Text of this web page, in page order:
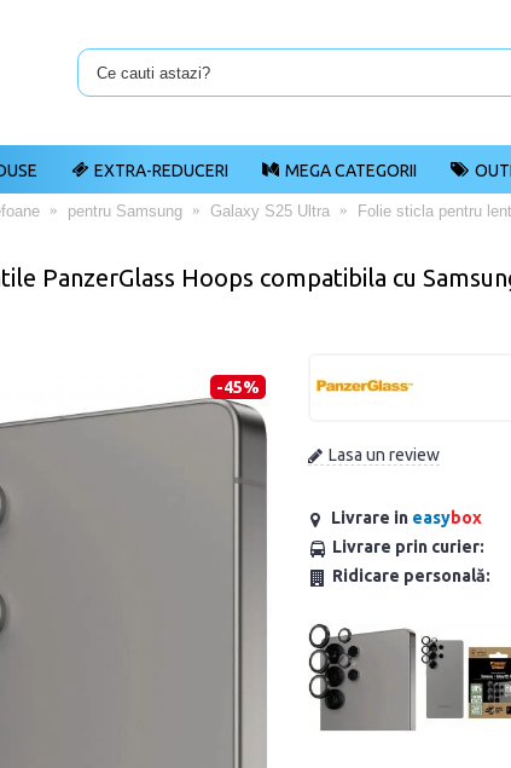
EXTRA-REDUCERI MEGA CATEGORII
pentru Samsung Galaxy S25 Ultra Folie sticla pentru
PanzerGlass Hoops compatibila cu
-45%
Lasa un review
Livrare in easybox
Livrare prin curier:
Ridicare personală: